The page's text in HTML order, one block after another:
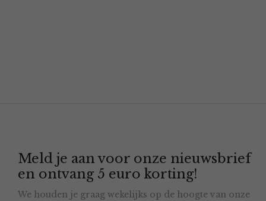
Meld je aan voor onze nieuwsbrief
en ontvang 5 euro korting!
We houden je graag wekelijks op de hoogte van onze